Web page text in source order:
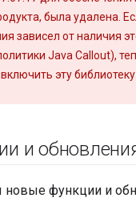
была удалена.
зависел от наличия
Java Callout),
эту
и
функции и